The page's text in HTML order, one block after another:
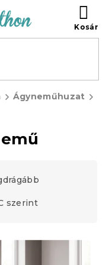
Ágyneműhuzat
szerint